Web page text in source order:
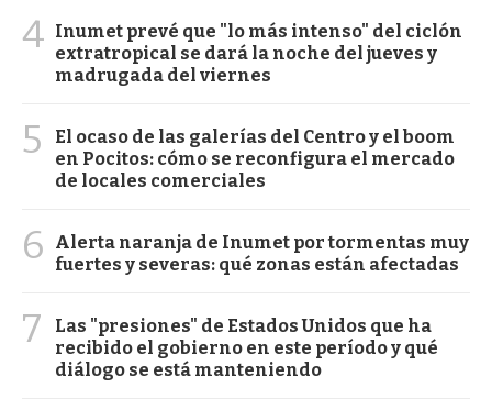
4 Inumet prevé que "lo más intenso" del ciclón
extratropical se dará la noche del jueves y
madrugada del viernes
5
El ocaso de las galerías del Centro y el boom
en Pocitos: cómo se reconfigura el mercado
de locales comerciales
6
Alerta naranja de Inumet por tormentas muy
fuertes y severas: qué zonas están afectadas
7
Las "presiones" de Estados Unidos que ha
recibido el gobierno en este período y qué
diálogo se está manteniendo